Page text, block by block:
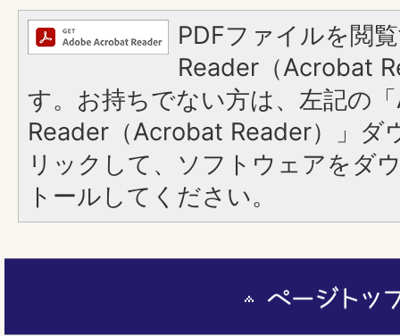
PDFファイルを閲
Reader（Acrobat
す。お持ちでない方は、左記の
Reader（Acrobat Reader）」ダ
リックして、ソフトウェアをダ
トールしてください。